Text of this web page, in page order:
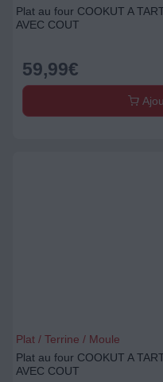
Plat au four COOKUT A
AVEC COUT
59,99€
Plat / Terrine / Moule
Plat au four COOKUT A
AVEC COUT